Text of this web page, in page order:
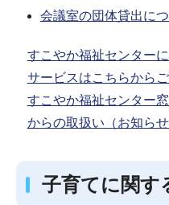
会議室の団体貸出に
すこやか福祉センター
サービスはこちらから
すこやか福祉センター
からの取扱い（お知らせ
子育てに関す